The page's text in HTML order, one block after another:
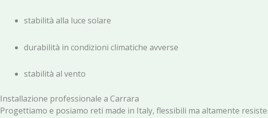
stabilità alla luce solare
durabilità in condizioni climatiche avverse
stabilità al vento
Installazione professionale a Carrara
Progettiamo e posiamo reti made in Italy, flessibili ma altamente